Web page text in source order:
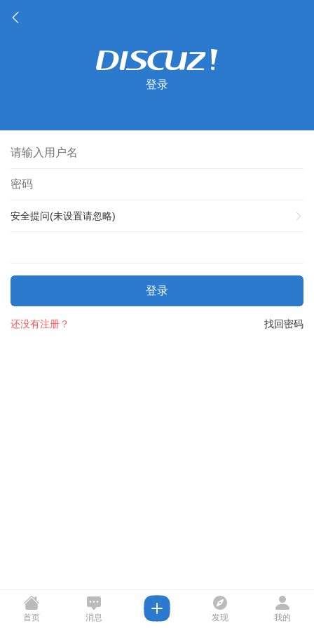
登录
安全提问(未设置请忽略)
登录
找回密码
还没有注册？
首页 消息 发现 我的